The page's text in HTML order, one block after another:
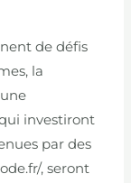
de défis
la
investiront
par des
, seront